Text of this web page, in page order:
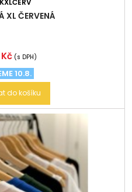
XL ČERVENÁ
(s DPH)
10.8.
do košíku